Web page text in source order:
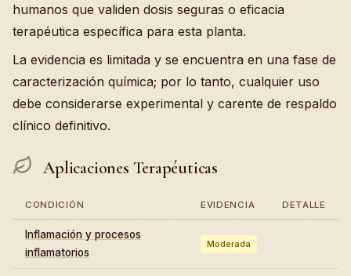
humanos que validen dosis seguras o eficacia
terapéutica específica para esta planta.
La evidencia es limitada y se encuentra en una fase de
caracterización química; por lo tanto, cualquier uso
debe considerarse experimental y carente de respaldo
clínico definitivo.
Aplicaciones Terapéuticas
CONDICIÓN EVIDENCIA DETALLE
Inflamación y procesos
inflamatorios
Moderada